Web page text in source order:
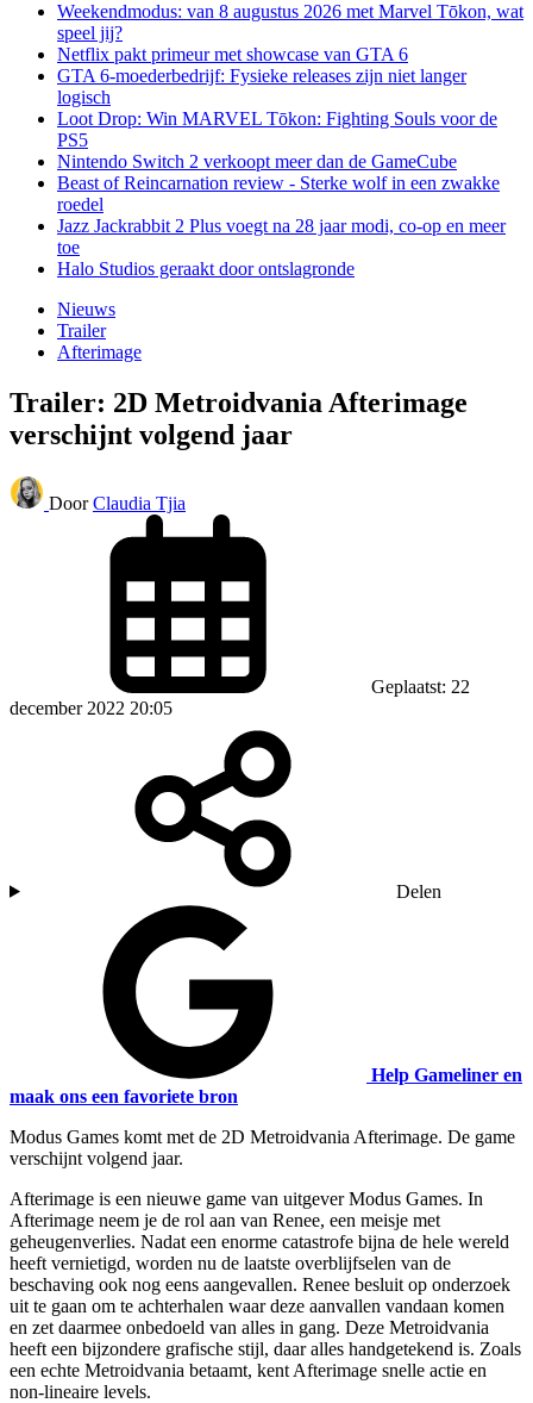
Weekendmodus: van 8 augustus 2026 met Marvel Tōkon, wat
speel jij?
Netflix pakt primeur met showcase van GTA 6
GTA 6-moederbedrijf: Fysieke releases zijn niet langer
logisch
Loot Drop: Win MARVEL Tōkon: Fighting Souls voor de
PS5
Nintendo Switch 2 verkoopt meer dan de GameCube
Beast of Reincarnation review - Sterke wolf in een zwakke
roedel
Jazz Jackrabbit 2 Plus voegt na 28 jaar modi, co-op en meer
toe
Halo Studios geraakt door ontslagronde
Nieuws
Trailer
Afterimage
Trailer: 2D Metroidvania Afterimage
verschijnt volgend jaar
Door Claudia Tjia
Geplaatst: 22
december 2022 20:05
Delen
Help Gameliner en
maak ons een favoriete bron
Modus Games komt met de 2D Metroidvania Afterimage. De game
verschijnt volgend jaar.
Afterimage is een nieuwe game van uitgever Modus Games. In
Afterimage neem je de rol aan van Renee, een meisje met
geheugenverlies. Nadat een enorme catastrofe bijna de hele wereld
heeft vernietigd, worden nu de laatste overblijfselen van de
beschaving ook nog eens aangevallen. Renee besluit op onderzoek
uit te gaan om te achterhalen waar deze aanvallen vandaan komen
en zet daarmee onbedoeld van alles in gang. Deze Metroidvania
heeft een bijzondere grafische stijl, daar alles handgetekend is. Zoals
een echte Metroidvania betaamt, kent Afterimage snelle actie en
non-lineaire levels.